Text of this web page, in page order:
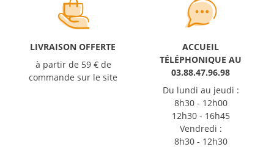
LIVRAISON OFFERTE
à partir de 59 € de
commande sur le site
ACCUEIL
TÉLÉPHONIQUE AU
03.88.47.96.98
Du lundi au jeudi :
8h30 - 12h00
12h30 - 16h45
Vendredi :
8h30 - 12h30